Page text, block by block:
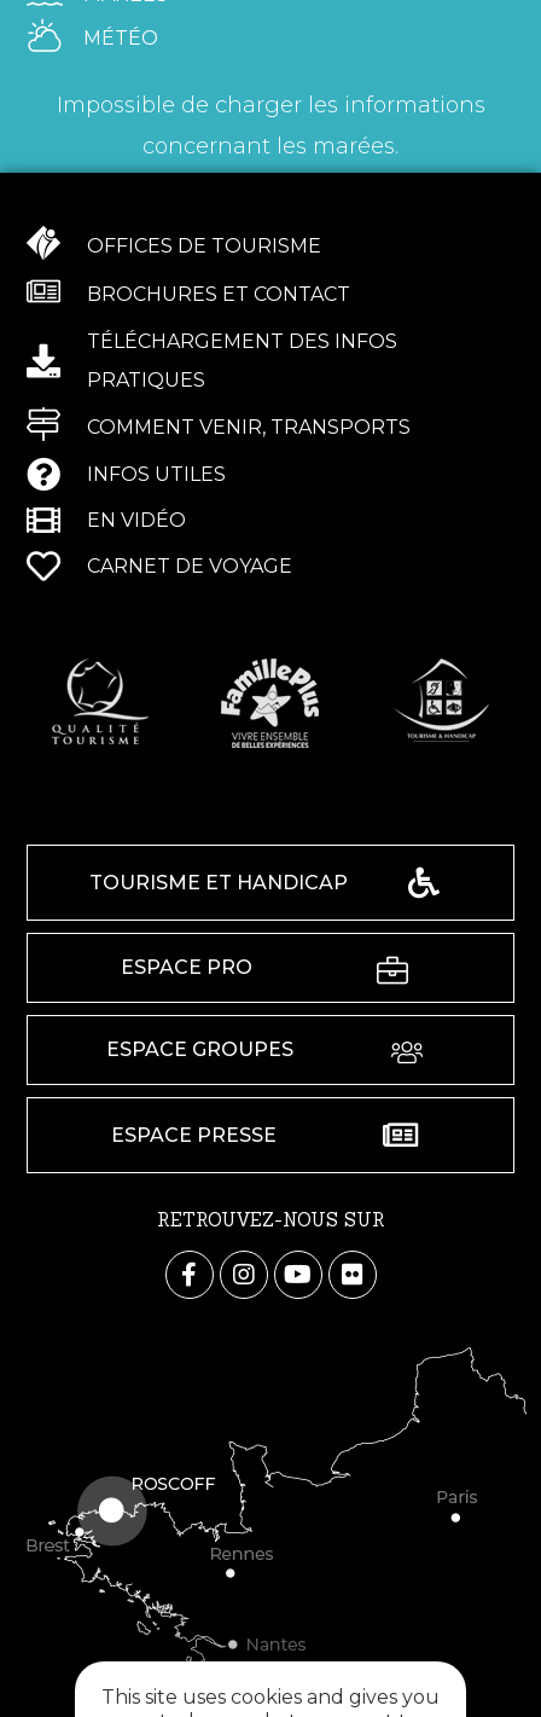
MÉTÉO
Impossible de charger les informations
concernant les marées.
OFFICES DE TOURISME
BROCHURES ET CONTACT
TÉLÉCHARGEMENT DES INFOS
PRATIQUES
COMMENT VENIR, TRANSPORTS
INFOS UTILES
EN VIDÉO
CARNET DE VOYAGE
TOURISME ET HANDICAP
ESPACE PRO
ESPACE GROUPES
ESPACE PRESSE
RETROUVEZ-NOUS SUR
This site uses cookies and gives you